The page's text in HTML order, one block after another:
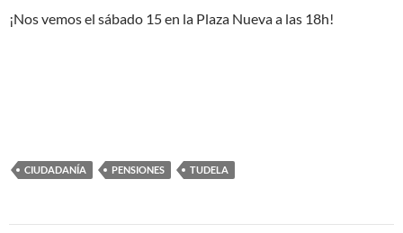
¡Nos vemos el sábado 15 en la Plaza Nueva a las 18h!
CIUDADANÍA PENSIONES TUDELA